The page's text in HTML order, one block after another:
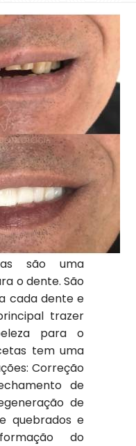
são uma
o dente. São
cada dente e
trazer
para o
tem uma
Correção
de
de
quebrados e
do